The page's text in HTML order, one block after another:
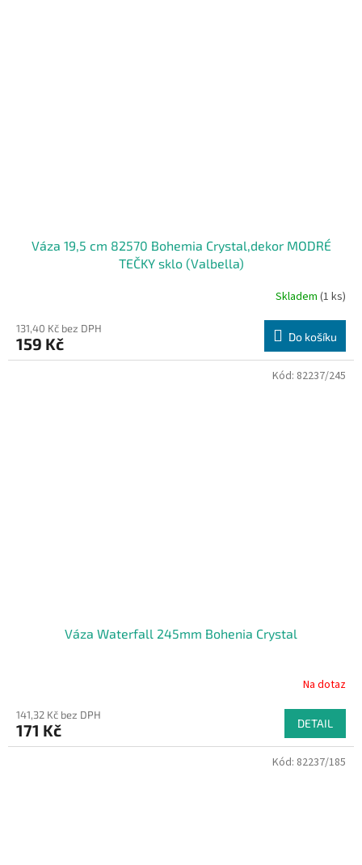
Váza 19,5 cm 82570 Bohemia Crystal,dekor MODRÉ
TEČKY sklo (Valbella)
Skladem (1 ks)
131,40 Kč bez DPH
159 Kč Do košíku
Váza Waterfall 245mm Bohenia Crystal
Na dotaz
141,32 Kč bez DPH
171 Kč DETAIL
Kód: 82237/245
Kód: 82237/185